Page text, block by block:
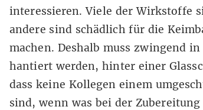
interessieren. Viele der Wirkstoffe
andere sind schädlich für die
machen. Deshalb muss zwingend
hantiert werden, hinter einer
dass keine Kollegen einem
sind, wenn was bei der